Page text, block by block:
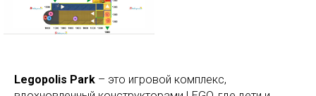
Legopolis Park – это игровой комплекс,